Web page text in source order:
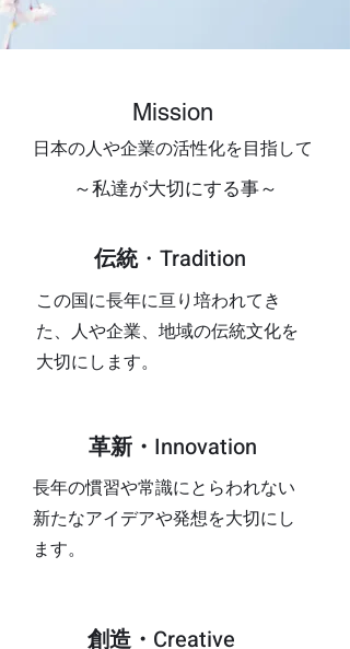
​Mission
日本の人や企業の活性化を目指して
​～私達が大切にする事～
伝統・Tradition
この国に長年に亘り培われてき
た、人や企業、地域の伝統文化を
大切にします。
革新・ Innovation
長年の慣習や常識にとらわれない
新たなアイデアや発想を大切にし
ます。
創造・ Creative